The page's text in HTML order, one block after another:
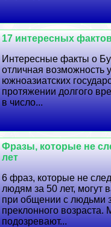
17 интересных
Интересные факты о
отличная возможность
южноазиатских
протяжении долгого
в число...
Фразы, которые не
лет
6 фраз, которые не
людям за 50 лет, могут
при общении с людьми
преклонного возраста.
подозревают...